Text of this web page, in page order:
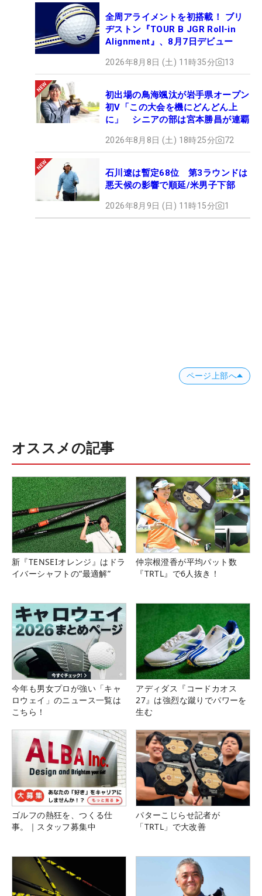
全周アライメントを初搭載！ ブリ
ヂストン『TOUR B JGR Roll-in
Alignment』、8月7日デビュー
2026年8月8日 (土) 11時35分 13
初出場の鳥海颯汰が岩手県オープン
初V「この大会を機にどんどん上
に」 シニアの部は宮本勝昌が連覇
2026年8月8日 (土) 18時25分 72
石川遼は暫定68位 第3ラウンドは
悪天候の影響で順延/米男子下部
2026年8月9日 (日) 11時15分 1
ページ上部へ
オススメの記事
新『TENSEIオレンジ』はドラ
イバーシャフトの“最適解”
仲宗根澄香が平均パット数
『TRTL』で6人抜き！
今年も男女プロが強い「キャ
ロウェイ」のニュース一覧は
こちら！
アディダス『コードカオス
27』は強烈な蹴りでパワーを
生む
ゴルフの熱狂を、つくる仕
事。｜スタッフ募集中
パターこじらせ記者が
「TRTL」で大改善